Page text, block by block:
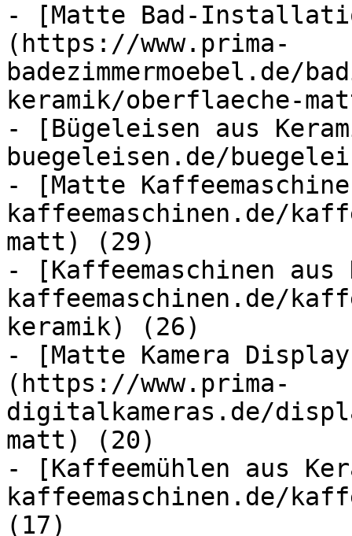
- [Matte Bad-
(https://www.prima-
keramik/oberflaeche-
- [Bügeleisen aus
buegeleisen.de/
- [Matte
kaffeemaschinen.de/
matt) (29)
- [Kaffeemaschinen
kaffeemaschinen.de/
keramik) (26)
- [Matte Kamera
(https://www.prima-
digitalkameras.de/
matt) (20)
- [Kaffeemühlen aus
kaffeemaschinen.de/
(17)